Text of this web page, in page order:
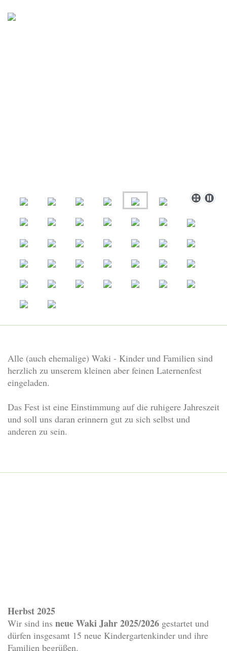
Alle (auch ehemalige) Waki - Kinder und Familien sind
herzlich zu unserem kleinen aber feinen Laternenfest
eingeladen.
Das Fest ist eine Einstimmung auf die ruhigere Jahreszeit
und soll uns daran erinnern gut zu sich selbst und
anderen zu sein.
Herbst 2025
Wir sind ins neue Waki Jahr 2025/2026 gestartet und
dürfen insgesamt 15 neue Kindergartenkinder und ihre
Familien begrüßen.